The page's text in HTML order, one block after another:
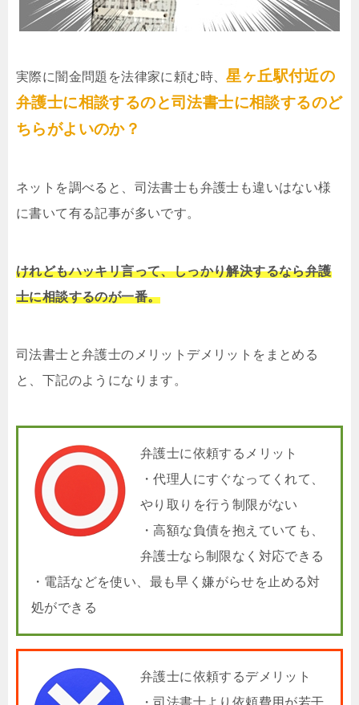
実際に闇金問題を法律家に頼む時、星ヶ丘駅付近の
弁護士に相談するのと司法書士に相談するのど
ちらがよいのか？
ネットを調べると、司法書士も弁護士も違いはない様
に書いて有る記事が多いです。
けれどもハッキリ言って、しっかり解決するなら弁護
士に相談するのが一番。
司法書士と弁護士のメリットデメリットをまとめる
と、下記のようになります。
弁護士に依頼するメリット
・代理人にすぐなってくれて、
やり取りを行う制限がない
・高額な負債を抱えていても、
弁護士なら制限なく対応できる
・電話などを使い、最も早く嫌がらせを止める対
処ができる
弁護士に依頼するデメリット
・司法書士より依頼費用が若干